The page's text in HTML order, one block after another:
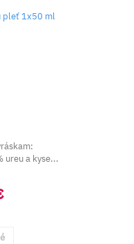
pleť 1x50 ml
ureu a kyse...